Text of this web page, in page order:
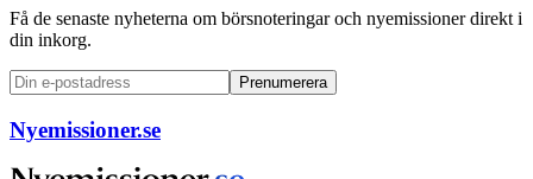
Få de senaste nyheterna om börsnoteringar och nyemissioner direkt i
din inkorg.
Prenumerera
Nyemissioner.se